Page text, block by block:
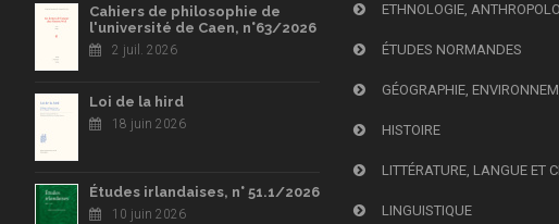
Cahiers de philosophie de
l'université de Caen, n°63/2026
2 juil. 2026
Loi de la hird
18 juin 2026
Études irlandaises, n° 51.1/2026
10 juin 2026
ETHNOLOGIE,
ÉTUDES NORMANDES
GÉOGRAPHIE,
HISTOIRE
LITTÉRATURE, LANGUE ET
LINGUISTIQUE